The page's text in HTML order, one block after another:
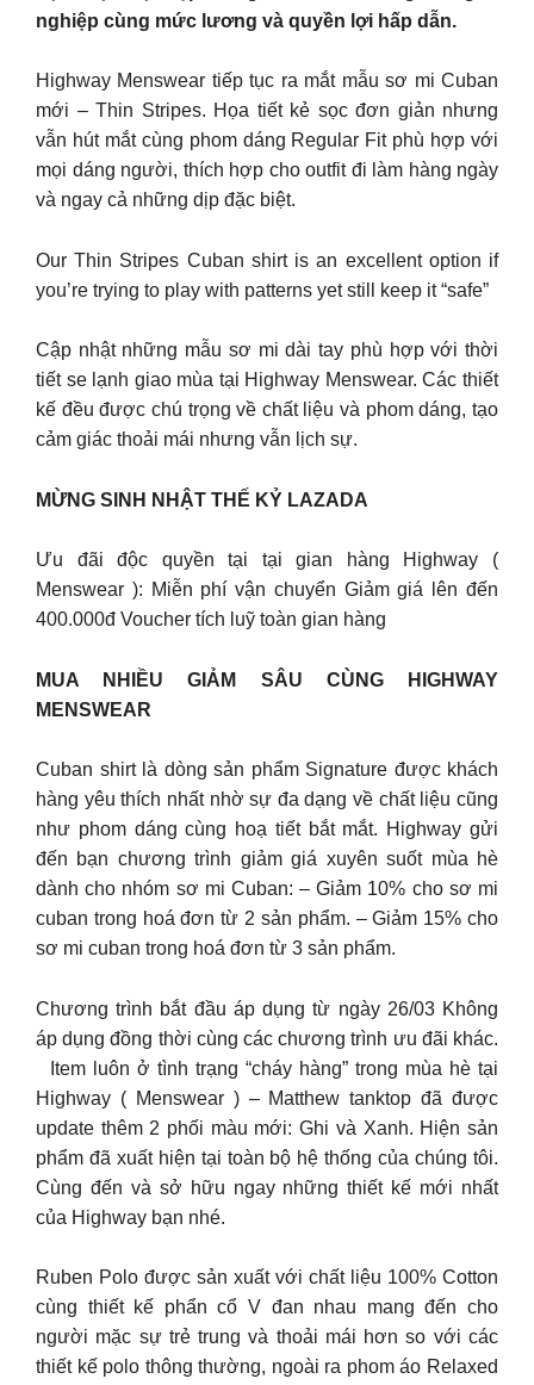
nghiệp cùng mức lương và quyền lợi hấp dẫn.
Highway Menswear tiếp tục ra mắt mẫu sơ mi Cuban
mới – Thin Stripes. Họa tiết kẻ sọc đơn giản nhưng
vẫn hút mắt cùng phom dáng Regular Fit phù hợp với
mọi dáng người, thích hợp cho outfit đi làm hàng ngày
và ngay cả những dịp đặc biệt.
Our Thin Stripes Cuban shirt is an excellent option if
you’re trying to play with patterns yet still keep it “safe”
Cập nhật những mẫu sơ mi dài tay phù hợp với thời
tiết se lạnh giao mùa tại Highway Menswear. Các thiết
kế đều được chú trọng về chất liệu và phom dáng, tạo
cảm giác thoải mái nhưng vẫn lịch sự.
MỪNG SINH NHẬT THẾ KỶ LAZADA
Ưu đãi độc quyền tại tại gian hàng Highway (
Menswear ): Miễn phí vận chuyển Giảm giá lên đến
400.000đ Voucher tích luỹ toàn gian hàng
MUA NHIỀU GIẢM SÂU CÙNG HIGHWAY
MENSWEAR
Cuban shirt là dòng sản phẩm Signature được khách
hàng yêu thích nhất nhờ sự đa dạng về chất liệu cũng
như phom dáng cùng hoạ tiết bắt mắt. Highway gửi
đến bạn chương trình giảm giá xuyên suốt mùa hè
dành cho nhóm sơ mi Cuban: – Giảm 10% cho sơ mi
cuban trong hoá đơn từ 2 sản phẩm. – Giảm 15% cho
sơ mi cuban trong hoá đơn từ 3 sản phẩm.
Chương trình bắt đầu áp dụng từ ngày 26/03 Không
áp dụng đồng thời cùng các chương trình ưu đãi khác.
Item luôn ở tình trạng “cháy hàng” trong mùa hè tại
Highway ( Menswear ) – Matthew tanktop đã được
update thêm 2 phối màu mới: Ghi và Xanh. Hiện sản
phẩm đã xuất hiện tại toàn bộ hệ thống của chúng tôi.
Cùng đến và sở hữu ngay những thiết kế mới nhất
của Highway bạn nhé.
Ruben Polo được sản xuất với chất liệu 100% Cotton
cùng thiết kế phẩn cổ V đan nhau mang đến cho
người mặc sự trẻ trung và thoải mái hơn so với các
thiết kế polo thông thường, ngoài ra phom áo Relaxed